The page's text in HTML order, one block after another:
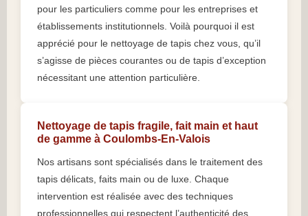
pour les particuliers comme pour les entreprises et
établissements institutionnels. Voilà pourquoi il est
apprécié pour le nettoyage de tapis chez vous, qu’il
s’agisse de pièces courantes ou de tapis d’exception
nécessitant une attention particulière.
Nettoyage de tapis fragile, fait main et haut
de gamme à Coulombs-En-Valois
Nos artisans sont spécialisés dans le traitement des
tapis délicats, faits main ou de luxe. Chaque
intervention est réalisée avec des techniques
professionnelles qui respectent l’authenticité des